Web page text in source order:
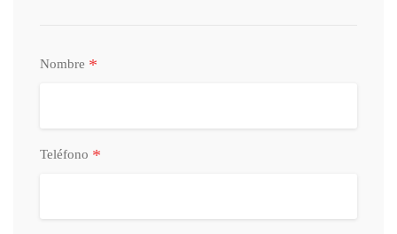
Nombre *
Teléfono *